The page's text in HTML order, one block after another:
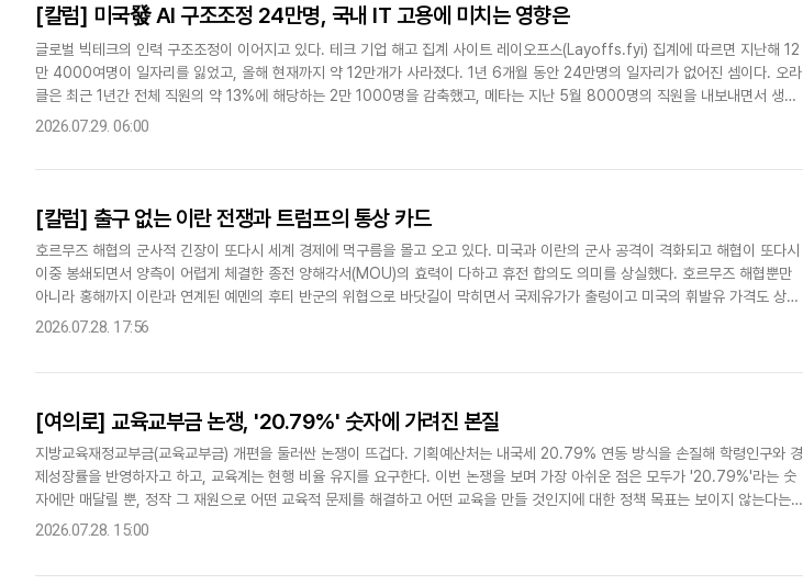
[칼럼] 미국發 AI 구조조정 24만명, 국내 IT 고용에 미치는 영향은
글로벌 빅테크의 인력 구조조정이 이어지고 있다. 테크 기업 해고 집계 사이트 레이오프스(Layoffs.fyi) 집계에 따르면 지난해 12
만 4000여명이 일자리를 잃었고, 올해 현재까지 약 12만개가 사라졌다. 1년 6개월 동안 24만명의 일자리가 없어진 셈이다. 오라
클은 최근 1년간 전체 직원의 약 13%에 해당하는 2만 1000명을 감축했고, 메타는 지난 5월 8000명의 직원을 내보내면서 생성
형 AI 개발과 초지능 조직 확대에 매진하고 있..
2026.07.29. 06:00
[칼럼] 출구 없는 이란 전쟁과 트럼프의 통상 카드
호르무즈 해협의 군사적 긴장이 또다시 세계 경제에 먹구름을 몰고 오고 있다. 미국과 이란의 군사 공격이 격화되고 해협이 또다시
이중 봉쇄되면서 양측이 어렵게 체결한 종전 양해각서(MOU)의 효력이 다하고 휴전 합의도 의미를 상실했다. 호르무즈 해협뿐만
아니라 홍해까지 이란과 연계된 예멘의 후티 반군의 위협으로 바닷길이 막히면서 국제유가가 출렁이고 미국의 휘발유 가격도 상승
세를 보이고 있다.이란 전쟁은 종전 양해각서 체결로 1라운드를 마친 뒤,..
2026.07.28. 17:56
[여의로] 교육교부금 논쟁, '20.79%' 숫자에 가려진 본질
지방교육재정교부금(교육교부금) 개편을 둘러싼 논쟁이 뜨겁다. 기획예산처는 내국세 20.79% 연동 방식을 손질해 학령인구와 경
제성장률을 반영하자고 하고, 교육계는 현행 비율 유지를 요구한다. 이번 논쟁을 보며 가장 아쉬운 점은 모두가 '20.79%'라는 숫
자에만 매달릴 뿐, 정작 그 재원으로 어떤 교육적 문제를 해결하고 어떤 교육을 만들 것인지에 대한 정책 목표는 보이지 않는다는
점이다.정책학에서 교부금은 대표적인 재분배정책(redistrib..
2026.07.28. 15:00